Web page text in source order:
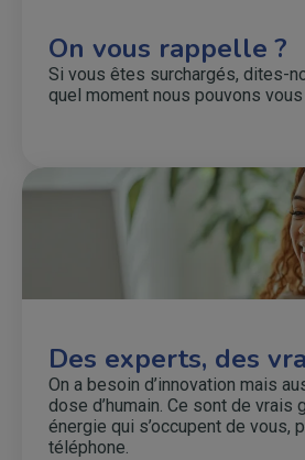
On vous rappelle ?
Si vous êtes surchargés, dites-
quel moment nous pouvons vous
Des experts, des
On a besoin d’innovation mais
dose d’humain. Ce sont de vrais
énergie qui s’occupent de vous,
téléphone.